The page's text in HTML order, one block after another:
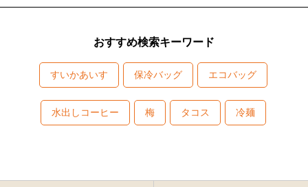
おすすめ検索キーワード
すいかあいす 保冷バッグ エコバッグ
水出しコーヒー 梅 タコス 冷麺